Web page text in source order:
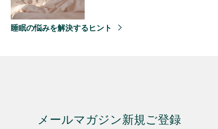
睡眠の悩みを解決するヒント
メールマガジン新規ご登録